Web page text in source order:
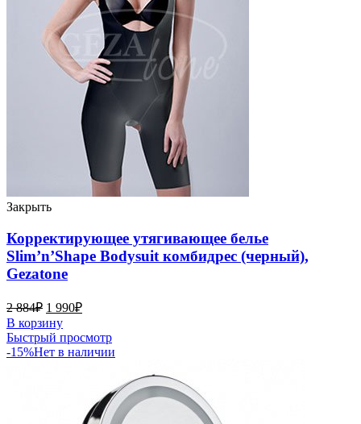
Закрыть
Корректирующее утягивающее белье
Slim’n’Shape Bodysuit комбидрес (черный),
Gezatone
2 884₽ 1 990₽
В корзину
Быстрый просмотр
-15%Нет в наличии